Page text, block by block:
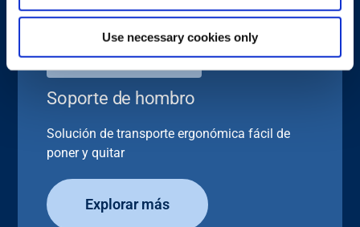
Use necessary cookies only
Soporte de hombro
Solución de transporte ergonómica fácil de
poner y quitar
Explorar más